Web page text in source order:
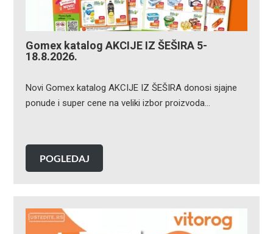
Gomex katalog AKCIJE IZ ŠEŠIRA 5-
18.8.2026.
Novi Gomex katalog AKCIJE IZ ŠEŠIRA donosi sjajne
ponude i super cene na veliki izbor proizvoda…
POGLEDAJ